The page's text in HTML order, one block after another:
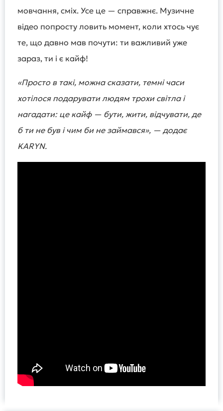
мовчання, сміх. Усе це — справжнє. Музичне
відео попросту ловить момент, коли хтось чує
те, що давно мав почути: ти важливий уже
зараз, ти і є кайф!
«Просто в такі, можна сказати, темні часи
хотілося подарувати людям трохи світла і
нагадати: це кайф — бути, жити, відчувати, де
б ти не був і чим би не займався», — додає
KARYN.